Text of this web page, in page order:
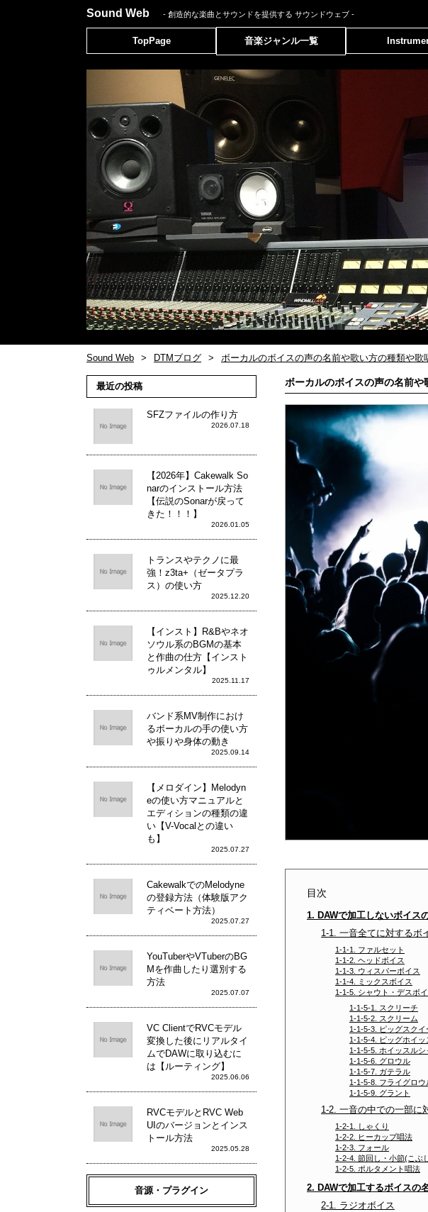
Sound Web - 創造的な楽曲とサウンドを提供する サウンドウェブ -
TopPage 音楽ジャンル一覧
Sound Web DTMブログ ボーカルのボイスの声の名前や歌い方の種類や歌
ボーカルのボイスの声の名前
目次
1. DAWで加工しないボイス
1-1. 一音全てに対するボ
1-1-1. ファルセット
1-1-2. ヘッドボイス
1-1-3. ウィスパーボイス
1-1-4. ミックスボイス
1-1-5. シャウト・デスボイ
1-1-5-1. スクリーチ
1-1-5-2. スクリーム
1-1-5-3. ピッグスクイ
1-1-5-4. ピッグホイッ
1-1-5-5. ホイッスルシ
1-1-5-6. グロウル
1-1-5-7. ガテラル
1-1-5-8. フライグロウ
1-1-5-9. グラント
1-2. 一音の中での一部に
1-2-1. しゃくり
1-2-2. ヒーカップ唱法
1-2-3. フォール
1-2-4. 節回し・小節(こぶ
1-2-5. ポルタメント唱法
2. DAWで加工するボイスの
2-1. ラジオボイス
最近の投稿
SFZファイルの作り方
2026.07.18
【2026年】Cakewalk So
narのインストール方法
【伝説のSonarが戻って
きた！！！】
2026.01.05
トランスやテクノに最
強！z3ta+（ゼータプラ
ス）の使い方
2025.12.20
【インスト】R&Bやネオ
ソウル系のBGMの基本
と作曲の仕方【インスト
ゥルメンタル】
2025.11.17
バンド系MV制作におけ
るボーカルの手の使い方
や振りや身体の動き
2025.09.14
【メロダイン】Melodyn
eの使い方マニュアルと
エディションの種類の違
い【V-Vocalとの違い
も】
2025.07.27
CakewalkでのMelodyne
の登録方法（体験版アク
ティベート方法）
2025.07.27
YouTuberやVTuberのBG
Mを作曲したり選別する
方法
2025.07.07
VC ClientでRVCモデル
変換した後にリアルタイ
ムでDAWに取り込むに
は【ルーティング】
2025.06.06
RVCモデルとRVC Web
UIのバージョンとインス
トール方法
2025.05.28
音源・プラグイン